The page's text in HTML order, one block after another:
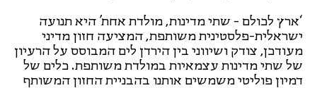
‘ארץ לכולם - שתי מדינות, מולדת אחת' היא תנועה
ישראלית-פלסטינית משותפת, המציעה חזון מדיני
מעודכן, צודק ושיווני בין הירדן לים המבוסס על הרעיון
של שתי מדינות עצמאיות במולדת משותפת. כלים של
דמיון פוליטי משמשים אותנו בהבניית החזון המשותף